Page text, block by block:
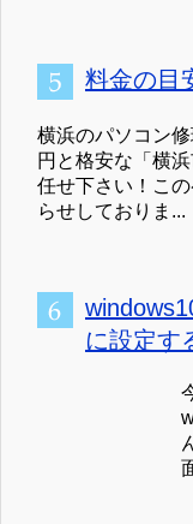
料金の目
横浜のパソコン
円と格安な「横
任せ下さい！こ
らせしておりま...
に設定す